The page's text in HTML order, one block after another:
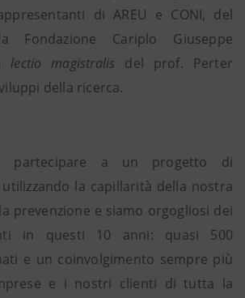
di AREU e CONI, del
Fondazione Cariplo Giuseppe
lectio magistralis del prof. Perter
della ricerca.
partecipare a un progetto di
utilizzando la capillarità della nostra
prevenzione e siamo orgogliosi dei
in questi 10 anni: quasi 500
e un coinvolgimento sempre più
e i nostri clienti di tutta la